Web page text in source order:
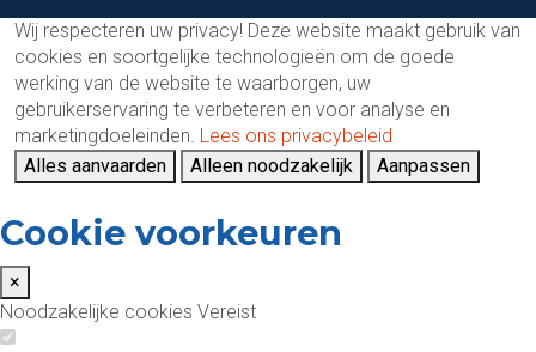
Wij respecteren uw privacy! Deze website maakt gebruik van
cookies en soortgelijke technologieën om de goede
werking van de website te waarborgen, uw
gebruikerservaring te verbeteren en voor analyse en
marketingdoeleinden. Lees ons privacybeleid
Alles aanvaarden
Alleen noodzakelijk Aanpassen
Cookie voorkeuren
×
Noodzakelijke cookies Vereist